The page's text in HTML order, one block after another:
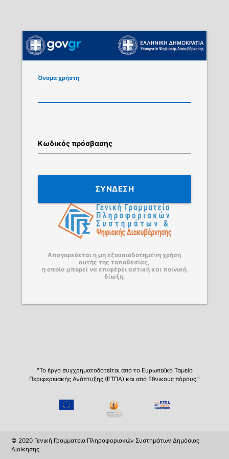
Όνομα χρήστη
Κωδικός πρόσβασης
ΣΥΝΔΕΣΗ
Απαγορεύεται η μη εξουσιοδοτημένη χρήση
αυτής της τοποθεσίας,
η οποία μπορεί να επιφέρει αστική και ποινική
δίωξη.
"Το έργο συγχρηματοδοτείται από το Ευρωπαϊκό Ταμείο
Περιφερειακής Ανάπτυξης (ΕΤΠΑ) και από Εθνικούς πόρους."
© 2020 Γενική Γραμματεία Πληροφοριακών Συστημάτων Δημόσιας
Διοίκησης